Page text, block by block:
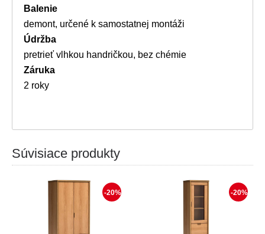
Balenie
demont, určené k samostatnej montáži
Údržba
pretrieť vlhkou handričkou, bez chémie
Záruka
2 roky
Súvisiace produkty
-20% -20%